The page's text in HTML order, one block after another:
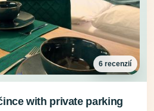
6 recenzií
with private parking